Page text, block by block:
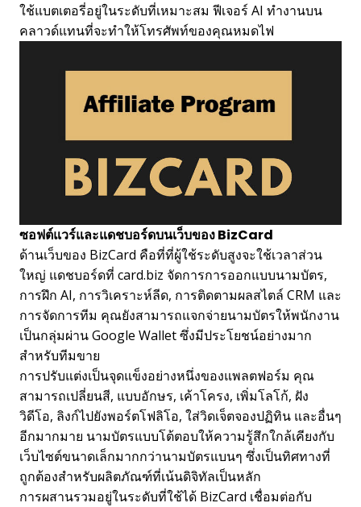
ใช้แบตเตอรี่อยู่ในระดับที่เหมาะสม ฟีเจอร์ AI ทำงานบน
คลาวด์แทนที่จะทำให้โทรศัพท์ของคุณหมดไฟ
ซอฟต์แวร์และแดชบอร์ดบนเว็บของ BizCard
ด้านเว็บของ BizCard คือที่ที่ผู้ใช้ระดับสูงจะใช้เวลาส่วน
ใหญ่ แดชบอร์ดที่ card.biz จัดการการออกแบบนามบัตร,
การฝึก AI, การวิเคราะห์ลีด, การติดตามผลสไตล์ CRM และ
การจัดการทีม คุณยังสามารถแจกจ่ายนามบัตรให้พนักงาน
เป็นกลุ่มผ่าน Google Wallet ซึ่งมีประโยชน์อย่างมาก
สำหรับทีมขาย
การปรับแต่งเป็นจุดแข็งอย่างหนึ่งของแพลตฟอร์ม คุณ
สามารถเปลี่ยนสี, แบบอักษร, เค้าโครง, เพิ่มโลโก้, ฝัง
วิดีโอ, ลิงก์ไปยังพอร์ตโฟลิโอ, ใส่วิดเจ็ตจองปฏิทิน และอื่นๆ
อีกมากมาย นามบัตรแบบโต้ตอบให้ความรู้สึกใกล้เคียงกับ
เว็บไซต์ขนาดเล็กมากกว่านามบัตรแบนๆ ซึ่งเป็นทิศทางที่
ถูกต้องสำหรับผลิตภัณฑ์ที่เน้นดิจิทัลเป็นหลัก
การผสานรวมอยู่ในระดับที่ใช้ได้ BizCard เชื่อมต่อกับ